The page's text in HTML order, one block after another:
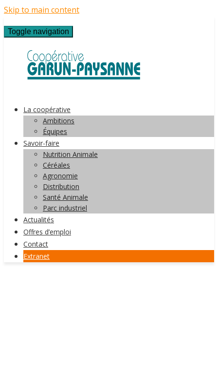
Skip to main content
Toggle navigation
La coopérative
Ambitions
Équipes
Savoir-faire
Nutrition Animale
Céréales
Agronomie
Distribution
Santé Animale
Parc industriel
Actualités
Offres d’emploi
Contact
Extranet